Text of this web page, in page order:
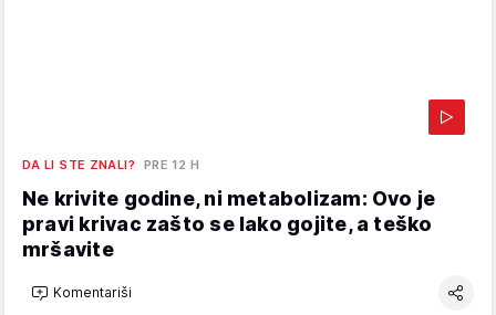
DA LI STE ZNALI? PRE 12 H
Ne krivite godine, ni metabolizam: Ovo je
pravi krivac zašto se lako gojite, a teško
mršavite
Komentariši